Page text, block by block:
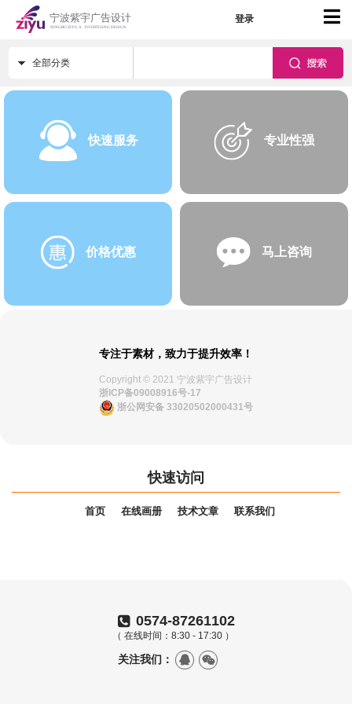
登录
全部分类
快速服务 专业性强
价格优惠 马上咨询
专注于素材，致力于提升效率！
Copyright © 2021 宁波紫宇广告设计
浙ICP备09008916号-17
浙公网安备 33020502000431号
快速访问
首页 在线画册 技术文章 联系我们
0574-87261102
（ 在线时间：8:30 - 17:30 ）
关注我们：